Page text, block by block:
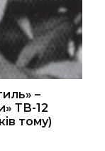
–
ТВ-12
тому)